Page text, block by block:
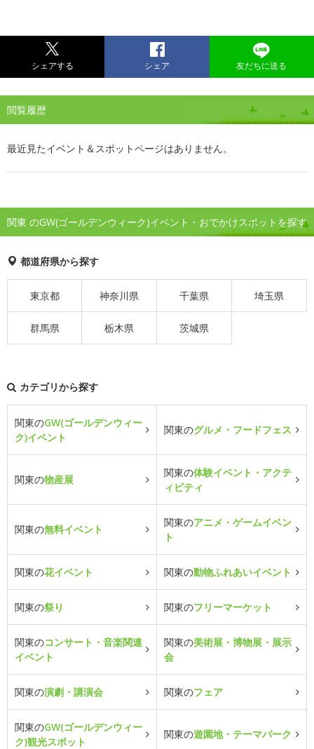
シェアする シェア 友だちに送る
閲覧履歴
最近見たイベント＆スポットページはありません。
関東 のGW(ゴールデンウィーク)イベント・おでかけスポットを探す
都道府県から探す
東京都 神奈川県 千葉県 埼玉県
群馬県 栃木県 茨城県
カテゴリから探す
関東のGW(ゴールデンウィー
ク)イベント
関東のグルメ・フードフェス
関東の物産展
関東の体験イベント・アクテ
ィビティ
関東の無料イベント
関東のアニメ・ゲームイベン
ト
関東の花イベント 関東の動物ふれあいイベント
関東の祭り 関東のフリーマーケット
関東のコンサート・音楽関連
イベント
関東の美術展・博物展・展示
会
関東の演劇・講演会 関東のフェア
関東のGW(ゴールデンウィー
ク)観光スポット
関東の遊園地・テーマパーク